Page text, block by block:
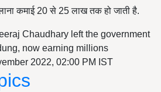
कमाई 20 से 25 लाख तक हो जाती है.
Chaudhary left the government
now earning millions
2022, 02:00 PM IST